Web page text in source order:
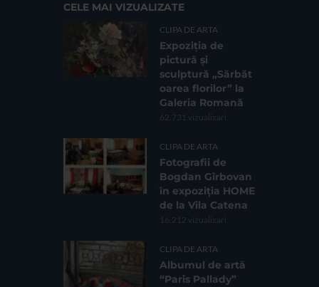
CELE MAI VIZUALIZATE
CLIPA DE ARTA
Expoziția de
pictură și
sculptură „Sărbăt
oarea florilor” la
Galeria Romană
62.731 vizualizari
CLIPA DE ARTA
Fotografii de
Bogdan Gîrbovan
în expoziția HOME
de la Vila Catena
16.212 vizualizari
CLIPA DE ARTA
Albumul de artă
“Paris Pallady”